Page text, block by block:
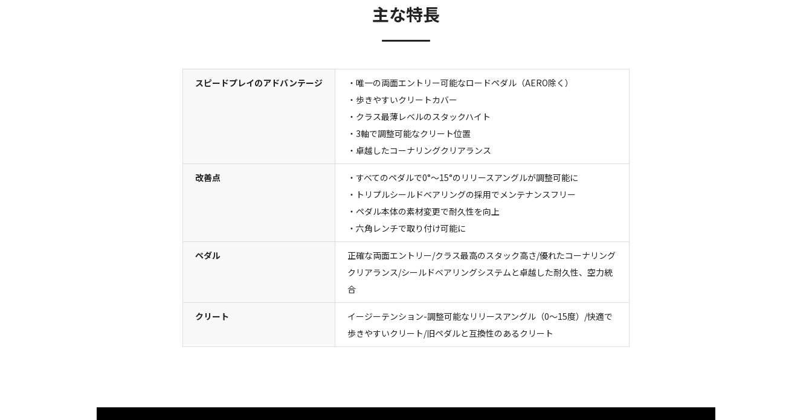
主な特長
スピードプレイのアドバンテージ
・唯一の両面エントリー可能なロードペダル（AERO除く）
・歩きやすいクリートカバー
・クラス最薄レベルのスタックハイト
・3軸で調整可能なクリート位置
・卓越したコーナリングクリアランス
改善点
・すべてのペダルで0°～15°のリリースアングルが調整可能に
・トリプルシールドベアリングの採用でメンテナンスフリー
・ペダル本体の素材変更で耐久性を向上
・六角レンチで取り付け可能に
ペダル
正確な両面エントリー/クラス最高のスタック高さ/優れたコーナリング
クリアランス/シールドベアリングシステムと卓越した耐久性、空力統
合
クリート
イージーテンション-調整可能なリリースアングル（0～15度）/快適で
歩きやすいクリート/旧ペダルと互換性のあるクリート